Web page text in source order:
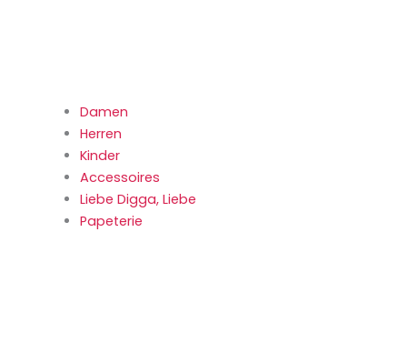
Damen
Herren
Kinder
Accessoires
Liebe Digga, Liebe
Papeterie